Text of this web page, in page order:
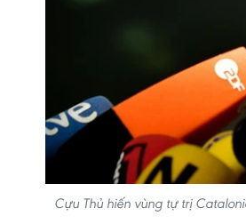
Cựu Thủ hiến vùng tự trị